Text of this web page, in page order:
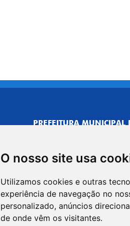
O nosso site usa
Utilizamos cookies e outras
experiência de navegação no
personalizado, anúncios
de onde vêm os visitantes.
PREFEITURA MUNICIPAL
CENTRO
R. Joaquim das Neves, 211
Telefone: 4164-5500
GABINETE DO PREFEITO
R. Joaquim das Neves, 205
CEP: 06310-030, Brasil